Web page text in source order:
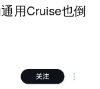
用Cruise也倒